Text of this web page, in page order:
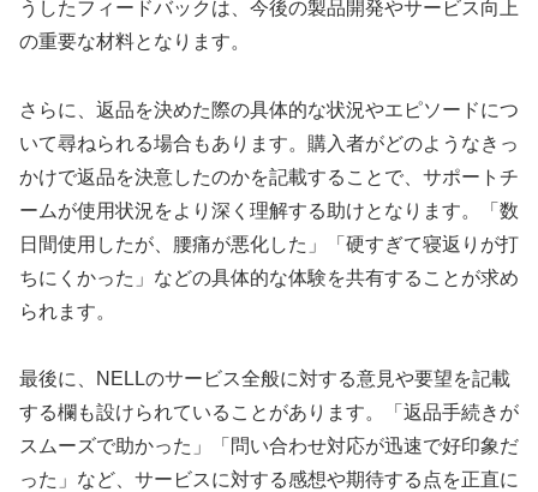
うしたフィードバックは、今後の製品開発やサービス向上
の重要な材料となります。
さらに、返品を決めた際の具体的な状況やエピソードにつ
いて尋ねられる場合もあります。購入者がどのようなきっ
かけで返品を決意したのかを記載することで、サポートチ
ームが使用状況をより深く理解する助けとなります。「数
日間使用したが、腰痛が悪化した」「硬すぎて寝返りが打
ちにくかった」などの具体的な体験を共有することが求め
られます。
最後に、NELLのサービス全般に対する意見や要望を記載
する欄も設けられていることがあります。「返品手続きが
スムーズで助かった」「問い合わせ対応が迅速で好印象だ
った」など、サービスに対する感想や期待する点を正直に